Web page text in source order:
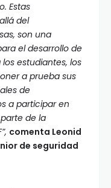
Estas
del
son una
el desarrollo de
estudiantes, los
a prueba sus
de
a participar en
de la
comenta Leonid
de seguridad